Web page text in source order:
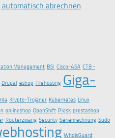
abrechnen
Management BSI Cisco-ASA CTB -
Drupal eshop Filehosting Giga-
Krypto-Trojaner Kubernetes Linux
onlineshop OpenShift Plesk prestashop
Routerzwang Security Serienrechnung Sudo
WhoisGuard